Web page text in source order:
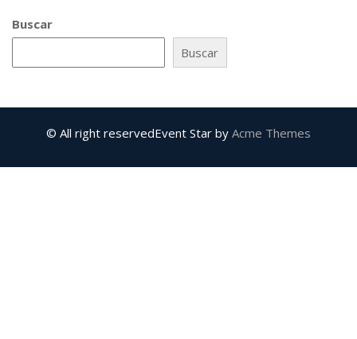
Buscar
Buscar
© All right reservedEvent Star by Acme Themes